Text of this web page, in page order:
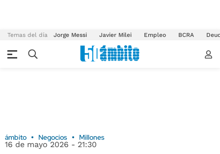
Temas del día Jorge Messi Javier Milei Empleo BCRA
ámbito Negocios Millones
16 de mayo 2026 - 21:30